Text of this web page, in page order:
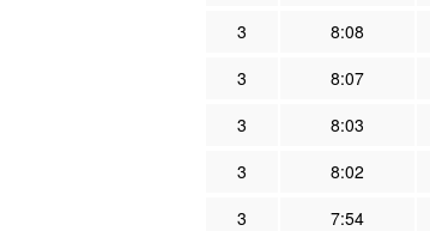
3
8:08
3
8:07
3
8:03
3
8:02
3
7:54